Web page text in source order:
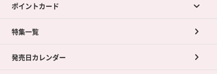
店舗買取について
ネット買取について
買取承諾書について
ポイントカード
ポイントカードTOP
ポイント交換景品
特集一覧
発売日カレンダー